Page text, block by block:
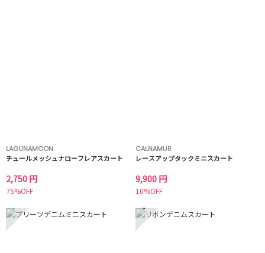
LAGUNAMOON
チュールメッシュナローフレアスカート
2,750 円
75%OFF
CALNAMUR
レースアップタックミニスカート
9,900 円
10%OFF
7 8